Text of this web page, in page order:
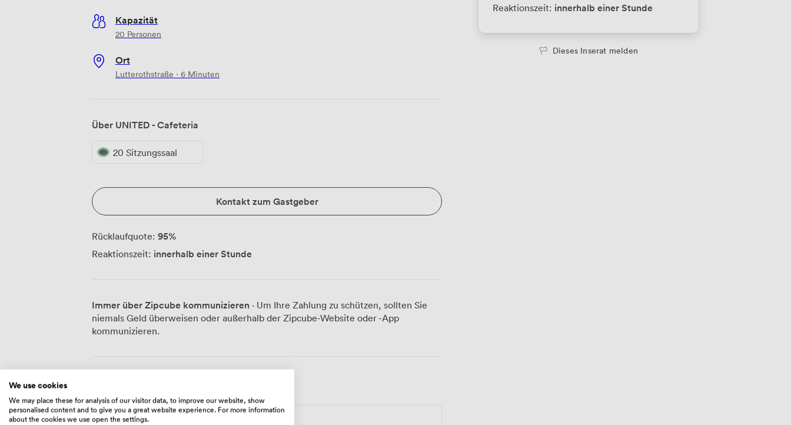
Kapazität
20 Personen
Ort
Lutterothstraße · 6 Minuten
Über UNITED - Cafeteria
20 Sitzungssaal
Kontakt zum Gastgeber
Rücklaufquote: 95%
Reaktionszeit: innerhalb einer Stunde
Immer über Zipcube kommunizieren · Um Ihre Zahlung zu schützen, sollten Sie
niemals Geld überweisen oder außerhalb der Zipcube-Website oder -App
kommunizieren.
Reaktionszeit: innerhalb einer Stunde
Dieses Inserat melden
We use cookies
We may place these for analysis of our visitor data, to improve our website, show
personalised content and to give you a great website experience. For more information
about the cookies we use open the settings.